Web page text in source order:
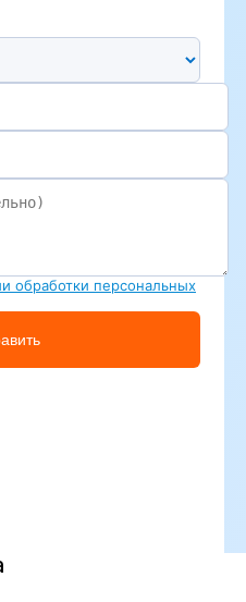
связи
обработки персональных